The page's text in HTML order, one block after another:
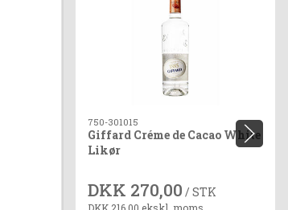
750-301015
Giffard Créme de Cacao White
Likør
DKK 270,00 / STK
DKK 216,00 ekskl. moms